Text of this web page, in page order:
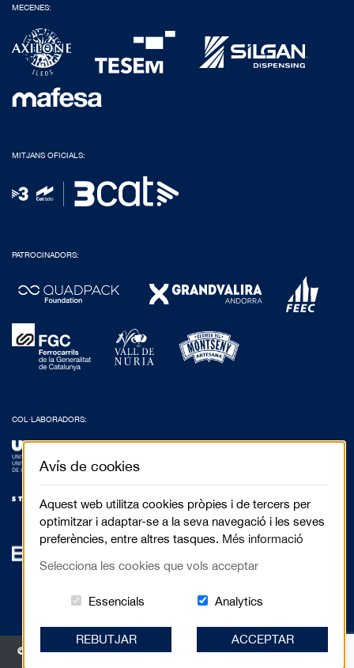
MECENES:
MITJANS OFICIALS:
PATROCINADORS:
COL·LABORADORS:
© 2017 Festival de Cinema de Muntanya de Torelló - Anselm Clavé, 5 3r 2a |
Avís de cookies
Aquest web utilitza cookies pròpies i de tercers per
optimitzar i adaptar-se a la seva navegació i les seves
preferències, entre altres tasques. Més informació
Selecciona les cookies que vols acceptar
Essencials Aquestes cookies són essencials per
AnalyticsCookies related
REBUTJAR ACCEPTAR